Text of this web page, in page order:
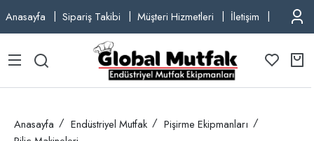
Anasayfa Sipariş Takibi Müşteri Hizmetleri İletişim TEL:
Anasayfa Endüstriyel Mutfak
Pişirme Ekipmanları